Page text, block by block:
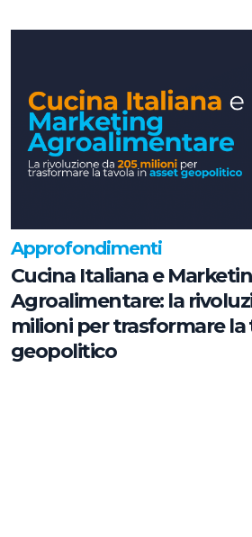
Approfondimenti
Cucina Italiana e
Agroalimentare: la
milioni per trasformare la
geopolitico